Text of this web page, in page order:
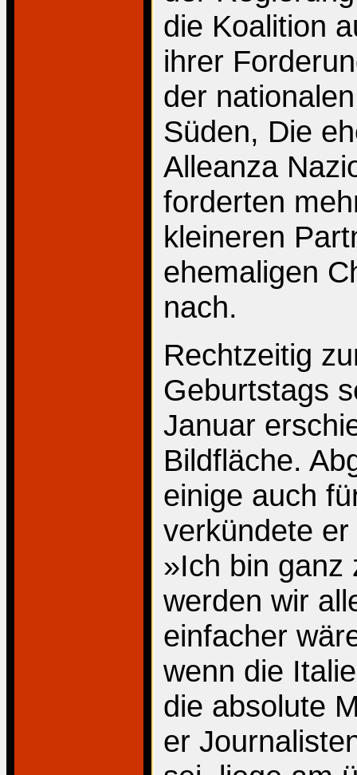
die Koalition
ihrer
der
Süden, Die
Alleanza
forderten
kleineren
ehemaligen
nach.
Rechtzeitig
Geburtstags
Januar
Bildfläche.
einige auch
verkündete
»Ich bin ganz
werden wir
einfacher
wenn die
die absolute
er